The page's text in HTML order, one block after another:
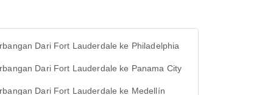
Dari Fort Lauderdale ke Philadelphia
Dari Fort Lauderdale ke Panama City
Dari Fort Lauderdale ke Medellín